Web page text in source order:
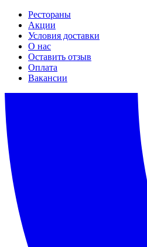
Рестораны
Акции
Условия доставки
О нас
Оставить отзыв
Оплата
Вакансии